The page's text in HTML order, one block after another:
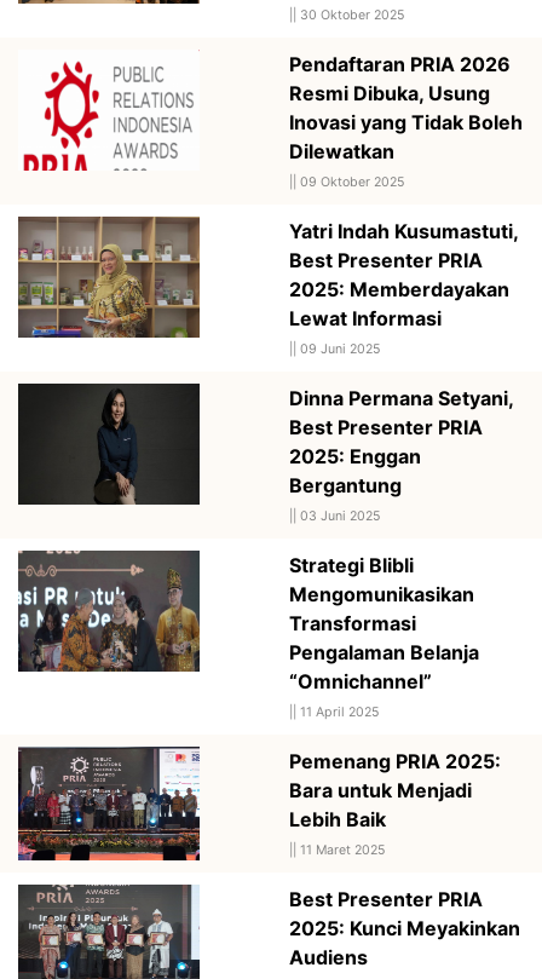
30 Oktober 2025
Pendaftaran PRIA 2026
Resmi Dibuka, Usung
Inovasi yang Tidak Boleh
Dilewatkan
09 Oktober 2025
Yatri Indah Kusumastuti,
Best Presenter PRIA
2025: Memberdayakan
Lewat Informasi
09 Juni 2025
Dinna Permana Setyani,
Best Presenter PRIA
2025: Enggan
Bergantung
03 Juni 2025
Strategi Blibli
Mengomunikasikan
Transformasi
Pengalaman Belanja
“Omnichannel”
11 April 2025
Pemenang PRIA 2025:
Bara untuk Menjadi
Lebih Baik
11 Maret 2025
Best Presenter PRIA
2025: Kunci Meyakinkan
Audiens